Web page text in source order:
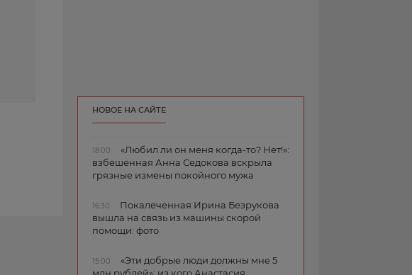
НОВОЕ НА САЙТЕ
18:00
«Любил ли он меня когда-то? Нет!»:
взбешенная Анна Седокова вскрыла
грязные измены покойного мужа
16:30
Покалеченная Ирина Безрукова
вышла на связь из машины скорой
помощи: фото
15:00
«Эти добрые люди должны мне 5